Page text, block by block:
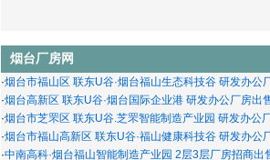
烟台厂房网
·烟台市福山区 联东U谷·烟台福山生态科技谷 研发办公
·烟台高新区 联东U谷·烟台国际企业港 研发办公厂房出
·烟台市芝罘区 联东U谷.芝罘智能制造产业园 研发办公
·烟台市福山高新区 联东U谷·福山健康科技谷 研发办公
·中南高科·烟台福山智能制造产业园 2层3层厂房招商出